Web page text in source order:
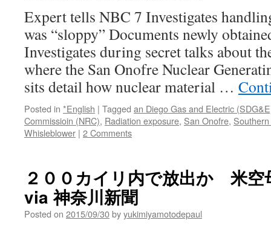
Expert tells NBC 7 Investigates
was “sloppy” Documents newly
Investigates during secret talks about
where the San Onofre Nuclear
sits detail how nuclear material …
Posted in *English | Tagged an Diego Gas and Electric
Commissioin (NRC), Radiation exposure, San Onofre,
Whisleblower | 2 Comments
２００カイリ内で放出か 米
via 神奈川新聞
Posted on 2015/09/30byyukimiyamotodepaul